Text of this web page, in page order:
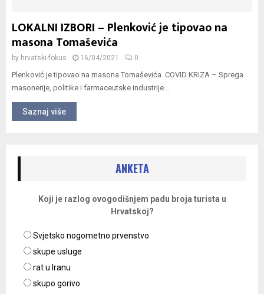
LOKALNI IZBORI – Plenković je tipovao na
masona Tomaševića
by hrvatski-fokus 16/04/2021 0
Plenković je tipovao na masona Tomaševića. COVID KRIZA – Sprega
masonerije, politike i farmaceutske industrije...
Saznaj više
ANKETA
Koji je razlog ovogodišnjem padu broja turista u
Hrvatskoj?
Svjetsko nogometno prvenstvo
skupe usluge
rat u Iranu
skupo gorivo